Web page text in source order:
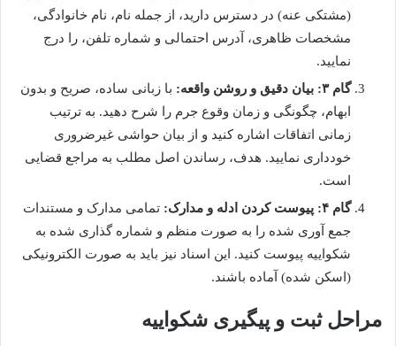
(مشتکی عنه) در دسترس دارید، از جمله نام، نام خانوادگی،
مشخصات ظاهری، آدرس احتمالی و شماره تلفن، را درج
نمایید.
گام ۳: بیان دقیق و روشن واقعه:
با زبانی ساده، صریح و بدون
ابهام، چگونگی و زمان وقوع جرم را شرح دهید. به ترتیب
زمانی اتفاقات اشاره کنید و از بیان حواشی غیرضروری
خودداری نمایید. هدف، رساندن اصل مطلب به مراجع قضایی
است.
گام ۴: پیوست کردن ادله و مدارک:
تمامی مدارک و مستندات
جمع آوری شده را به صورت منظم و شماره گذاری شده به
شکواییه پیوست کنید. این اسناد نیز باید به صورت الکترونیکی
(اسکن شده) آماده باشند.
مراحل ثبت و پیگیری شکواییه